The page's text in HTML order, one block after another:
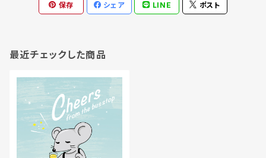
保存 シェア LINE ポスト
最近チェックした商品